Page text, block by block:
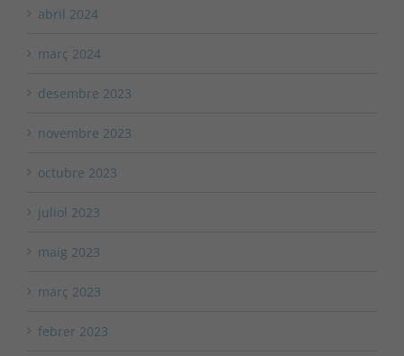
abril 2024
març 2024
desembre 2023
novembre 2023
octubre 2023
juliol 2023
maig 2023
març 2023
febrer 2023